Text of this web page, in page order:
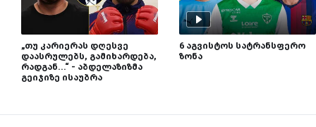
„თუ კარიერას დღესვე
დაასრულებს, გამიხარდება,
რადგან...“ - აბდელაზიზმა
გეიჯიზე ისაუბრა
6 აგვისტოს სატრანსფერო
ზონა